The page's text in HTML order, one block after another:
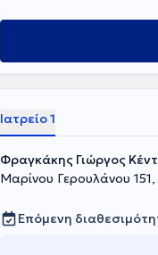
Ιατρείο 1
Φραγκάκης Γιώργος
Μαρίνου Γερουλάνου
Επόμενη